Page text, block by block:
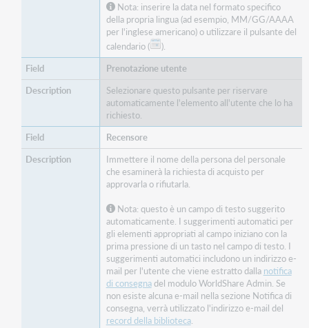
Nota: inserire la data nel formato specifico
della propria lingua (ad esempio, MM/GG/AAAA
per l'inglese americano) o utilizzare il pulsante del
calendario (
).
Prenotazione utente
Selezionare questo pulsante per riservare
automaticamente l'elemento all'utente che lo ha
richiesto.
Recensore
Immettere il nome della persona del personale
che esaminerà la richiesta di acquisto per
approvarla o rifiutarla.
Nota: questo è un campo di testo suggerito
automaticamente. I suggerimenti automatici per
gli elementi appropriati al campo iniziano con la
prima pressione di un tasto nel campo di testo. I
suggerimenti automatici includono un indirizzo e-
mail per l'utente che viene estratto dalla notifica
di consegnadel modulo WorldShare Admin. Se
non esiste alcuna e-mail nella sezione Notifica di
consegna, verrà utilizzato l'indirizzo e-mail del
record della biblioteca.